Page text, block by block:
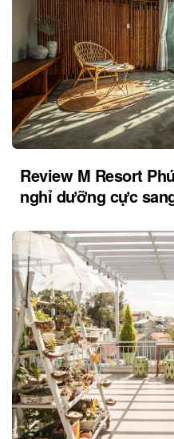
Review M Resort
nghỉ dưỡng cực